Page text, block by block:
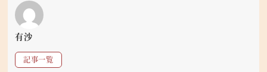
有沙
記事一覧